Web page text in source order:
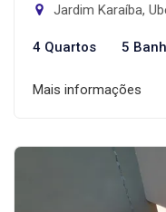
Jardim Karaíba,
4 Quartos 5
Mais informações